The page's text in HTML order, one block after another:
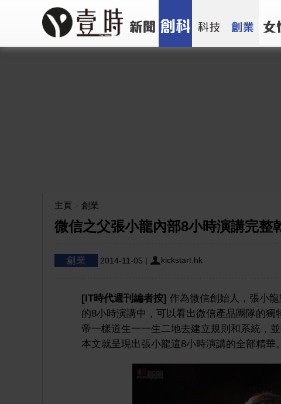
主頁 創業
微信之父張小龍內部8小時演講完整
2014-11-05 | kickstart.hk
[IT時代週刊編者按] 作為微信創始人，張小
的8小時演講中，可以看出微信產品團隊的
帝一樣道生一一生二地去建立規則和系統，
本文就呈現出張小龍這8小時演講的全部精華。